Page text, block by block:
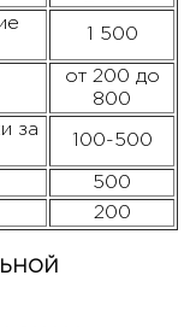
1 500
от 200 до
800
за
100-500
500
200